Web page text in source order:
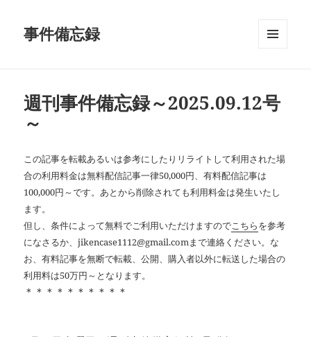
事件備忘録
ット
週刊事件備忘録～2025.09.12号
～
この記事を転載あるいは参考にしたりリライトして利用された場
合の利用料金は無料配信記事一律50,000円、有料配信記事は
100,000円～です。あとから削除されても利用料金は発生いたし
ます。
但し、条件によって無料でご利用いただけますのでこちらを参考
になさるか、jikencase1112@gmail.comまで連絡ください。な
お、有料記事を無断で転載、公開、購入者以外に転送した場合の
利用料は50万円～となります。
＊＊＊＊＊＊＊＊＊＊